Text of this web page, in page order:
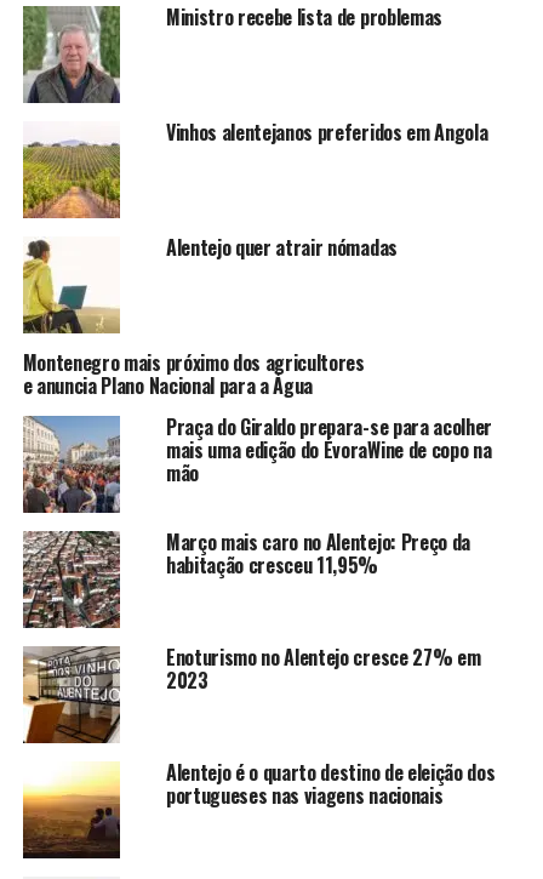
Ministro recebe lista de problemas
Vinhos alentejanos preferidos em Angola
Alentejo quer atrair nómadas
Montenegro mais próximo dos agricultores
e anuncia Plano Nacional para a Água
Praça do Giraldo prepara-se para acolher
mais uma edição do ÉvoraWine de copo na
mão
Março mais caro no Alentejo: Preço da
habitação cresceu 11,95%
Enoturismo no Alentejo cresce 27% em
2023
Alentejo é o quarto destino de eleição dos
portugueses nas viagens nacionais